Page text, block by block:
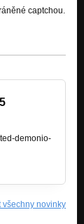
captchou.
demonio-
všechny novinky